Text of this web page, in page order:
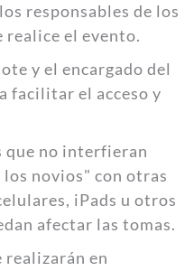
responsables de los
realice el evento.
y el encargado del
facilitar el acceso y
que no interfieran
novios" con otras
iPads u otros
afectar las tomas.
realizarán en